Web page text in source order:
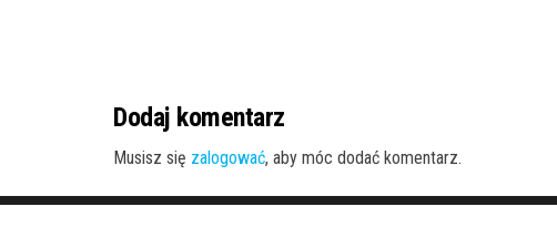
Dodaj komentarz
Musisz się zalogować, aby móc dodać komentarz.